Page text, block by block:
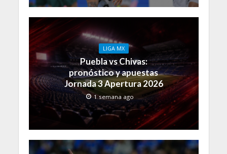
LIGA MX
Puebla vs Chivas:
pronóstico y apuestas
Jornada 3 Apertura 2026
1 semana ago